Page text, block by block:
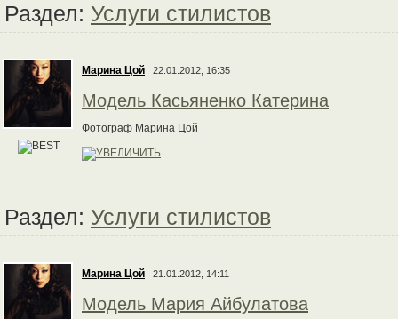
Раздел: Услуги стилистов
Марина Цой 22.01.2012, 16:35
Модель Касьяненко Катерина
Фотограф Марина Цой
Раздел: Услуги стилистов
Марина Цой 21.01.2012, 14:11
Модель Мария Айбулатова